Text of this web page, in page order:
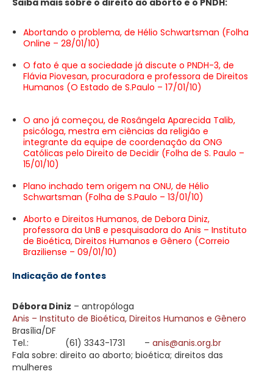
Abortando o problema, de Hélio Schwartsman (Folha
Online – 28/01/10)
O fato é que a sociedade já discute o PNDH-3, de
Flávia Piovesan, procuradora e professora de Direitos
Humanos (O Estado de S.Paulo – 17/01/10)
O ano já começou, de Rosângela Aparecida Talib,
psicóloga, mestra em ciências da religião e
integrante da equipe de coordenação da ONG
Católicas pelo Direito de Decidir (Folha de S. Paulo –
15/01/10)
Plano inchado tem origem na ONU, de Hélio
Schwartsman (Folha de S.Paulo – 13/01/10)
Aborto e Direitos Humanos, de Debora Diniz,
professora da UnB e pesquisadora do Anis – Instituto
de Bioética, Direitos Humanos e Gênero (Correio
Braziliense – 09/01/10)
Indicação de fontes
Débora Diniz – antropóloga
Anis – Instituto de Bioética, Direitos Humanos e Gênero
Brasília/DF
Tel.:
(61) 3343-1731 – anis@anis.org.br
Fala sobre: direito ao aborto; bioética; direitos das
mulheres